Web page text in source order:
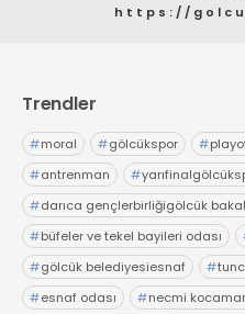
https://
Trendler
#moral #gölcükspor #
#antrenman #
#darıca gençlerbirliğigölcük
#büfeler ve tekel bayileri odası
#gölcük belediyesiesnaf #
#esnaf odası #necmi